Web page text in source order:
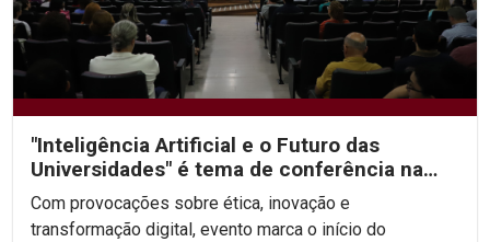
"Inteligência Artificial e o Futuro das
Universidades" é tema de conferência na
abertura da...
Com provocações sobre ética, inovação e
transformação digital, evento marca o início do